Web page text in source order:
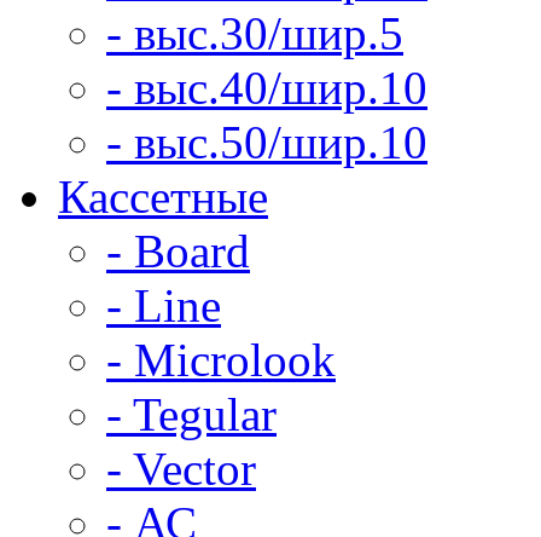
- выс.30/шир.5
- выс.40/шир.10
- выс.50/шир.10
Кассетные
- Board
- Line
- Microlook
- Tegular
- Vector
- АС